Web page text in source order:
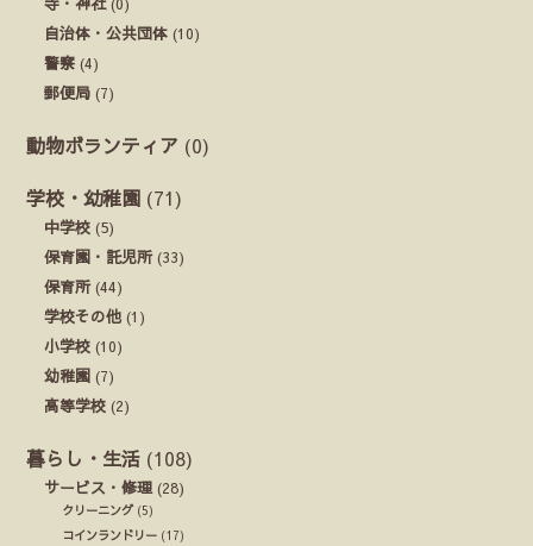
自治体・公共団体 (10)
警察 (4)
郵便局 (7)
動物ボランティア (0)
学校・幼稚園 (71)
中学校 (5)
保育園・託児所(33)
保育所(44)
学校その他 (1)
小学校 (10)
幼稚園 (7)
高等学校 (2)
暮らし・生活 (108)
サービス・修理 (28)
クリーニング(5)
コインランドリー (17)